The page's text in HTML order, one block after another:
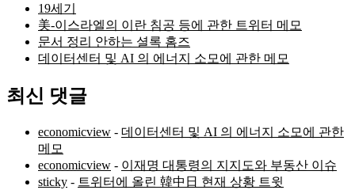
19세기
美-이스라엘의 이란 침공 등에 관한 트위터 메모
문서 정리 안하는 셜록 홈즈
데이터센터 및 AI 의 에너지 소모에 관한 메모
최신 댓글
economicview - 데이터센터 및 AI 의 에너지 소모에 관한
메모
economicview - 이재명 대통령의 지지도와 부동산 이슈
sticky - 트위터에 올린 韓中日 현재 상황 트윗